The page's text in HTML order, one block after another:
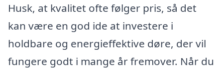
Husk, at kvalitet ofte følger pris, så det
kan være en god ide at investere i
holdbare og energieffektive døre, der vil
fungere godt i mange år fremover. Når du